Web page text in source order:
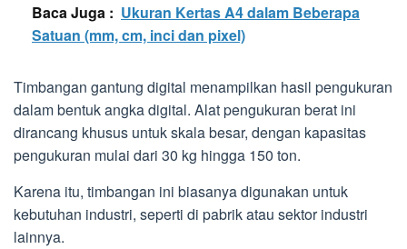
Baca Juga : Ukuran Kertas A4 dalam Beberapa
Satuan (mm, cm, inci dan pixel)
Timbangan gantung digital menampilkan hasil pengukuran
dalam bentuk angka digital. Alat pengukuran berat ini
dirancang khusus untuk skala besar, dengan kapasitas
pengukuran mulai dari 30 kg hingga 150 ton.
Karena itu, timbangan ini biasanya digunakan untuk
kebutuhan industri, seperti di pabrik atau sektor industri
lainnya.